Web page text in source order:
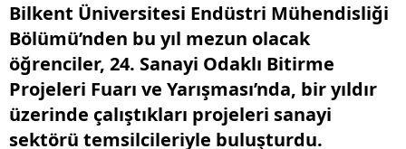
Bilkent Üniversitesi Endüstri Mühendisliği
Bölümü’nden bu yıl mezun olacak
öğrenciler, 24. Sanayi Odaklı Bitirme
Projeleri Fuarı ve Yarışması’nda, bir yıldır
üzerinde çalıştıkları projeleri sanayi
sektörü temsilcileriyle buluşturdu.